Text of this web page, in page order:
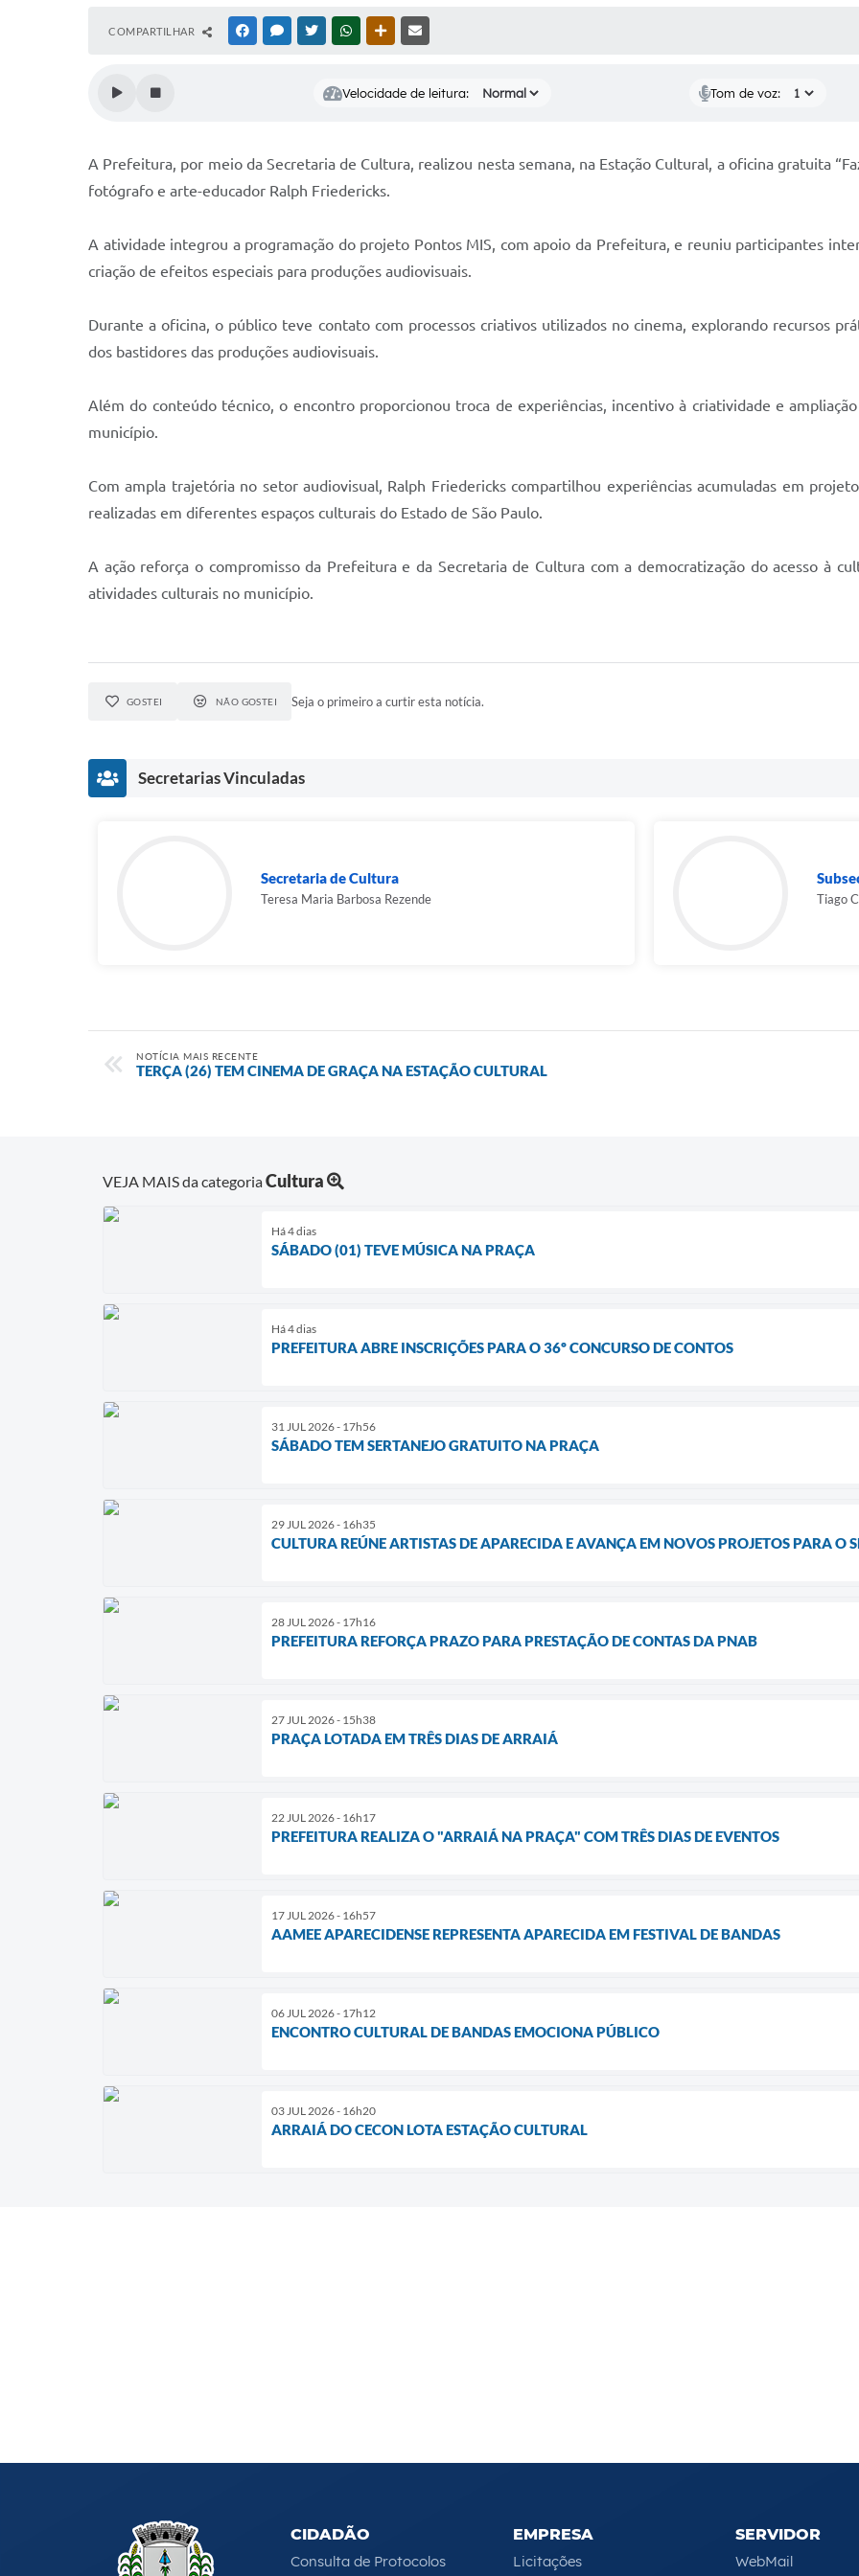
COMPARTILHAR FACEBOOKMESSENGER
TWITTERWHATSAPPOUTRAS MÍDIAS
Velocidade de leitura: Tom de voz:
A Prefeitura, por meio da Secretaria de Cultura, realizou nesta semana, na Estação Cultural, a oficina gratuita
fotógrafo e arte-educador Ralph Friedericks.
A atividade integrou a programação do projeto Pontos MIS, com apoio da Prefeitura, e reuniu participantes
criação de efeitos especiais para produções audiovisuais.
Durante a oficina, o público teve contato com processos criativos utilizados no cinema, explorando recursos
dos bastidores das produções audiovisuais.
Além do conteúdo técnico, o encontro proporcionou troca de experiências, incentivo à criatividade e
município.
Com ampla trajetória no setor audiovisual, Ralph Friedericks compartilhou experiências acumuladas em
realizadas em diferentes espaços culturais do Estado de São Paulo.
A ação reforça o compromisso da Prefeitura e da Secretaria de Cultura com a democratização do acesso à
atividades culturais no município.
GOSTEI NÃO GOSTEI Seja o primeiro a curtir esta notícia.
Secretarias Vinculadas
Secretaria de Cultura
Teresa Maria Barbosa Rezende Tiago
NOTÍCIA MAIS RECENTE
TERÇA (26) TEM CINEMA DE GRAÇA NA ESTAÇÃO CULTURAL
VEJA MAIS da categoriaCultura
Há 4 dias
SÁBADO (01) TEVE MÚSICA NA PRAÇA
Há 4 dias
PREFEITURA ABRE INSCRIÇÕES PARA O 36º CONCURSO DE CONTOS
31 JUL 2026 - 17h56
SÁBADO TEM SERTANEJO GRATUITO NA PRAÇA
29 JUL 2026 - 16h35
CULTURA REÚNE ARTISTAS DE APARECIDA E AVANÇA EM NOVOS PROJETOS PARA O
28 JUL 2026 - 17h16
PREFEITURA REFORÇA PRAZO PARA PRESTAÇÃO DE CONTAS DA PNAB
27 JUL 2026 - 15h38
PRAÇA LOTADA EM TRÊS DIAS DE ARRAIÁ
22 JUL 2026 - 16h17
PREFEITURA REALIZA O "ARRAIÁ NA PRAÇA" COM TRÊS DIAS DE EVENTOS
17 JUL 2026 - 16h57
AAMEE APARECIDENSE REPRESENTA APARECIDA EM FESTIVAL DE BANDAS
06 JUL 2026 - 17h12
ENCONTRO CULTURAL DE BANDAS EMOCIONA PÚBLICO
03 JUL 2026 - 16h20
ARRAIÁ DO CECON LOTA ESTAÇÃO CULTURAL
CIDADÃO
Consulta de Protocolos
EMPRESA
Licitações
SERVIDOR
WebMail